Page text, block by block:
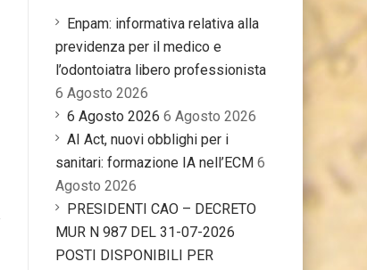
Enpam: informativa relativa alla
previdenza per il medico e
l’odontoiatra libero professionista
6 Agosto 2026
6 Agosto 2026 6 Agosto 2026
AI Act, nuovi obblighi per i
sanitari: formazione IA nell’ECM 6
Agosto 2026
PRESIDENTI CAO – DECRETO
MUR N 987 DEL 31-07-2026
POSTI DISPONIBILI PER